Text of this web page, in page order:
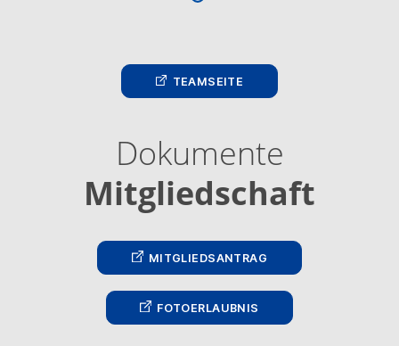
TEAM­SEITE
Dokumente
Mitgliedschaft
MIT­GLIED­SANTRAG
FOTOERLAUBNIS